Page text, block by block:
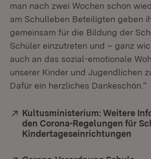
man nach zwei Wochen schon
am Schulleben Beteiligten geben
gemeinsam für die Bildung der
Schüler einzutreten und – ganz
auch an das sozial-emotionale
unserer Kinder und Jugendlichen
Dafür ein herzliches Dankeschön.“
Extern:
Kultusministerium: Weitere
den Corona-Regelungen für
Kindertageseinrichtungen